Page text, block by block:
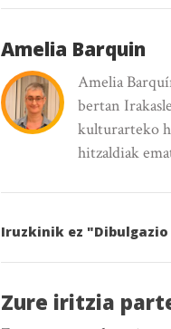
Amelia Barquin
Amelia
bertan
kulturarteko
hitzaldiak
Iruzkinik ez
Zure iritzia